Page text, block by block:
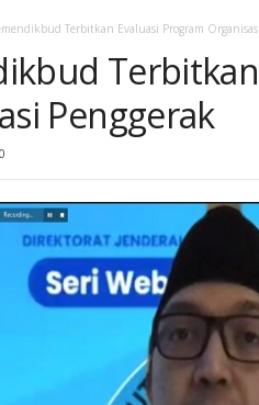
Terbitkan Evaluasi Program
Penggerak